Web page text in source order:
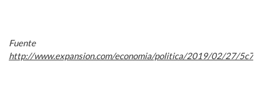
Fuente
http://www.expansion.com/economia/politica/2019/02/27/